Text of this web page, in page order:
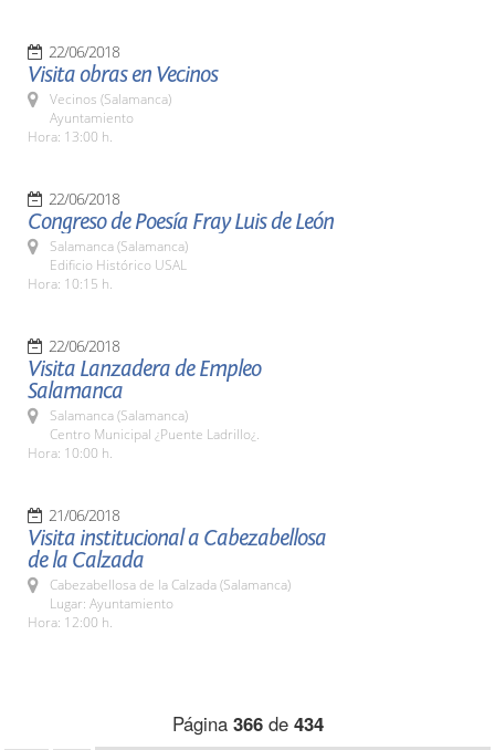
22/06/2018
Visita obras en Vecinos
Vecinos (Salamanca)
Ayuntamiento
Hora: 13:00 h.
22/06/2018
Congreso de Poesía Fray Luis de León
Salamanca (Salamanca)
Edificio Histórico USAL
Hora: 10:15 h.
22/06/2018
Visita Lanzadera de Empleo
Salamanca
Salamanca (Salamanca)
Centro Municipal ¿Puente Ladrillo¿.
Hora: 10:00 h.
21/06/2018
Visita institucional a Cabezabellosa
de la Calzada
Cabezabellosa de la Calzada (Salamanca)
Lugar: Ayuntamiento
Hora: 12:00 h.
Página 366de 434